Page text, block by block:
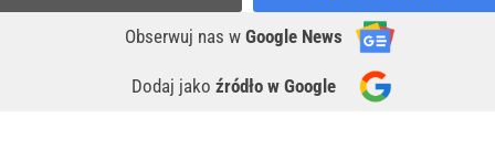
Obserwuj nas w Google News
Dodaj jako źródło w Google